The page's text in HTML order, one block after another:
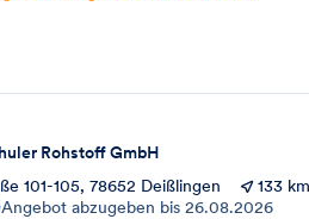
Rohstoff GmbH
101-105, 78652 Deißlingen
133
Angebot abzugeben bis 26.08.2026